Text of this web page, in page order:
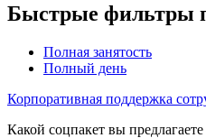
Быстрые фильтры
Полная занятость
Полный день
Корпоративная поддержка
Какой соцпакет вы